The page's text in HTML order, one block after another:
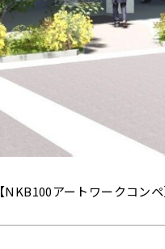
【NKB100アートワークコン
【NKB100アートワークコン
「2047年の岐阜」を描こう
本社社屋建替え新築工事に伴